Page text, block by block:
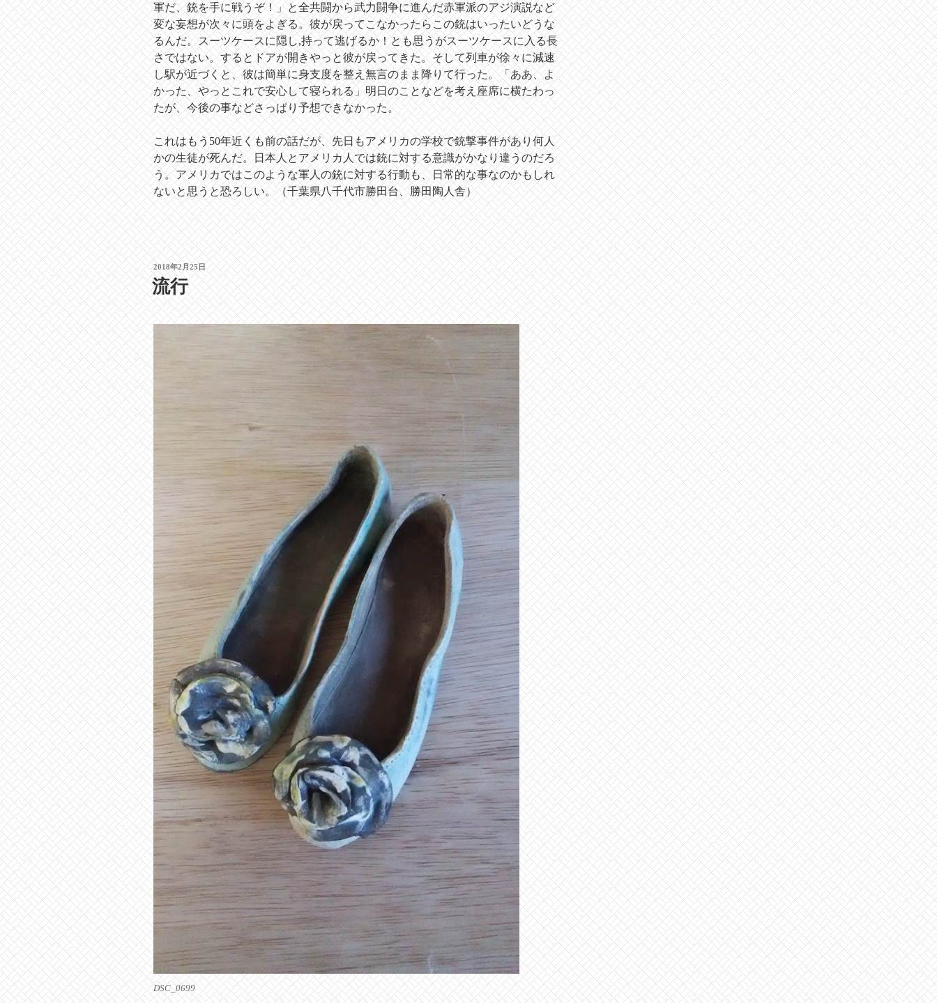
軍だ、銃を手に戦うぞ！」と全共闘から武力闘争に進んだ赤軍派のアジ演説など
変な妄想が次々に頭をよぎる。彼が戻ってこなかったらこの銃はいったいどうな
るんだ。スーツケースに隠し,持って逃げるか！とも思うがスーツケースに入る長
さではない。するとドアが開きやっと彼が戻ってきた。そして列車が徐々に減速
し駅が近づくと、彼は簡単に身支度を整え無言のまま降りて行った。「ああ、よ
かった、やっとこれで安心して寝られる」明日のことなどを考え座席に横たわっ
たが、今後の事などさっぱり予想できなかった。
これはもう50年近くも前の話だが、先日もアメリカの学校で銃撃事件があり何人
かの生徒が死んだ。日本人とアメリカ人では銃に対する意識がかなり違うのだろ
う。アメリカではこのような軍人の銃に対する行動も、日常的な事なのかもしれ
ないと思うと恐ろしい。（千葉県八千代市勝田台、勝田陶人舎）
投
稿
日:
2018年2月25日
流行
DSC_0699